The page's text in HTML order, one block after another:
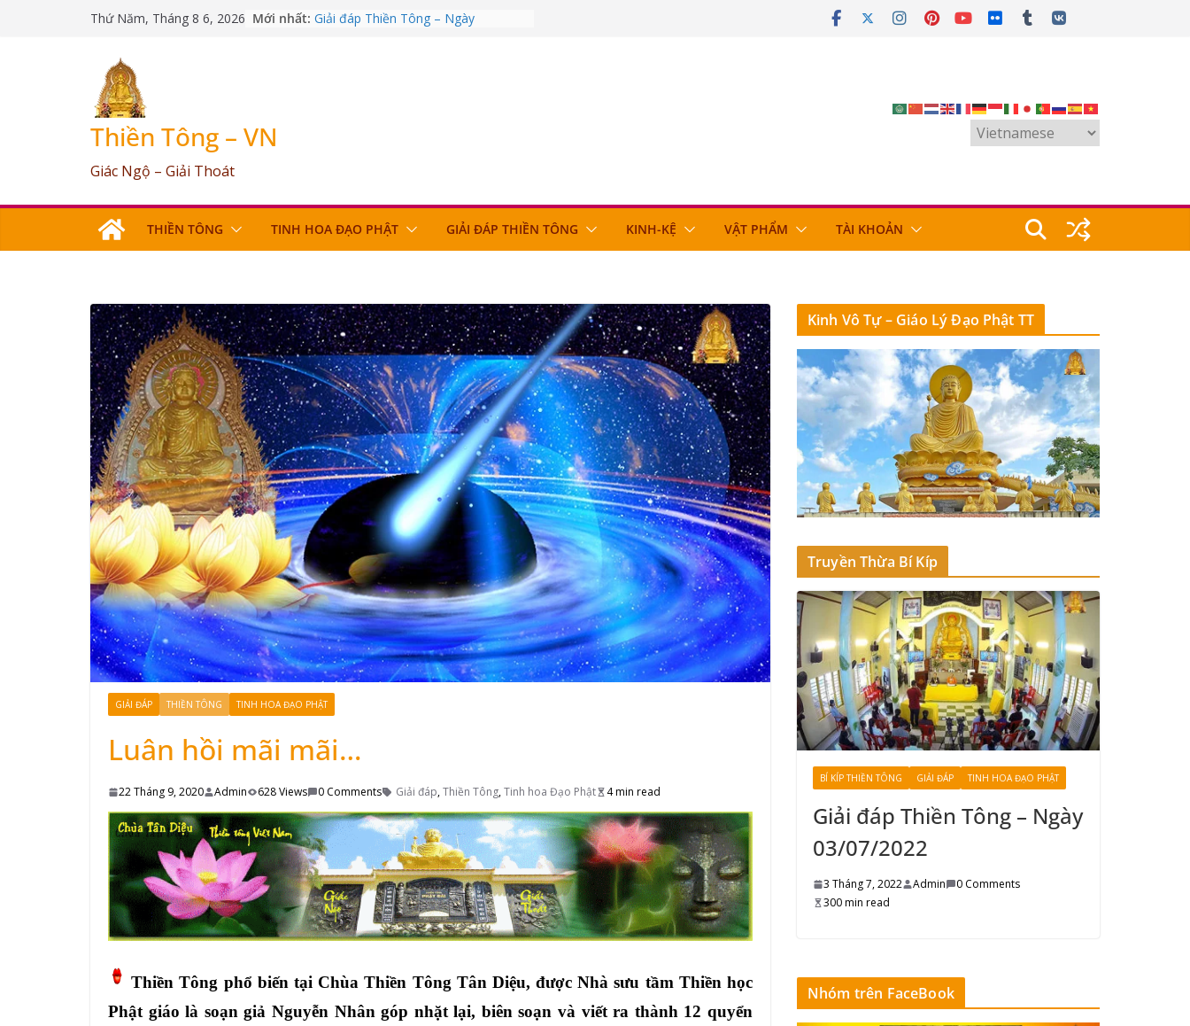
Thứ Năm, Tháng 8 6, 2026 Mới nhất: 12/04/2026
Thiền Tông – VN
Giác Ngộ – Giải Thoát
THIỀN TÔNG TINH HOA ĐẠO PHẬT GIẢI ĐÁP THIỀN TÔNG KINH-KỆ VẬT PHẨM TÀI KHOẢN
GIẢI ĐÁP THIỀN TÔNG TINH HOA ĐẠO PHẬT
Luân hồi mãi mãi…
22 Tháng 9, 2020 Admin 628 Views 0 Comments Giải đáp,Thiền Tông,Tinh hoa Đạo Phật 4 min read
Thiền Tông phổ biến tại Chùa Thiền Tông Tân Diệu, được Nhà sưu tầm Thiền học
Phật giáo là soạn giả Nguyễn Nhân góp nhặt lại, biên soạn và viết ra thành 12 quyển
Kinh Vô Tự – Giáo Lý Đạo Phật TT
Truyền Thừa Bí Kíp
BÍ KÍP THIỀN TÔNG GIẢI ĐÁP TINH HOA ĐẠO PHẬT
Giải đáp Thiền Tông – Ngày
03/07/2022
3 Tháng 7, 2022 Admin
0 Comments
300 min read
Nhóm trên FaceBook